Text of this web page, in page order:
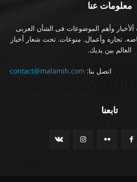
معلومات عنا
وأهم الموضوعات فى الشأن العربى
تجاره وأعمال. منوعات. تحت شعار أخبار
العالم بين يديك.
اتصل بنا: contact@malamih.com
تابعنا